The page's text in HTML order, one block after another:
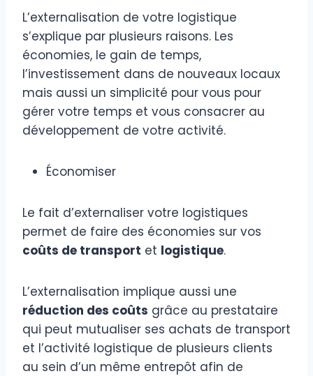
L’externalisation de votre logistique
s’explique par plusieurs raisons. Les
économies, le gain de temps,
l’investissement dans de nouveaux locaux
mais aussi un simplicité pour vous pour
gérer votre temps et vous consacrer au
développement de votre activité.
Économiser
Le fait d’externaliser votre logistiques
permet de faire des économies sur vos
coûts de transport et logistique.
L’externalisation implique aussi une
réduction des coûts grâce au prestataire
qui peut mutualiser ses achats de transport
et l’activité logistique de plusieurs clients
au sein d’un même entrepôt afin de